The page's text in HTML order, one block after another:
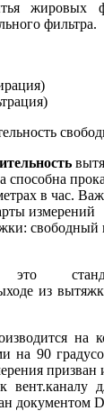
жировых
фильтра.
в час.
измерений
из
на
на 90
призван
документом